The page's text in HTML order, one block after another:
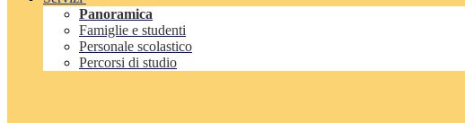
Panoramica
Famiglie e studenti
Personale scolastico
Percorsi di studio